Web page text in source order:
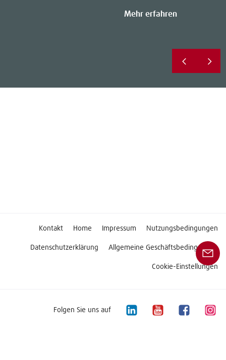
Mehr erfahren
Kontakt Home Impressum Nutzungsbedingungen
Datenschutzerklärung Allgemeine Geschäftsbedingungen
Cookie-Einstellungen
Folgen Sie uns auf